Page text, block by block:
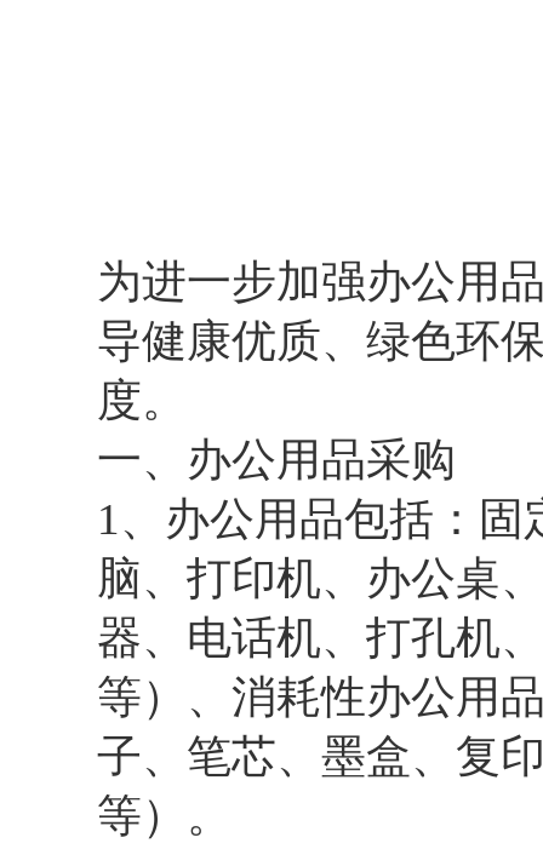
为进一步加强办公用
导健康优质、绿色环
度。
一、办公用品采购
1、办公用品包括：
脑、打印机、办公桌
器、电话机、打孔机
等）、消耗性办公用
子、笔芯、墨盒、复
等）。